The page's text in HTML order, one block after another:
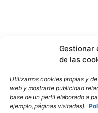
Gestionar
de las
Utilizamos cookies propias y
web y mostrarte publicidad
base de un perfil elaborado a
ejemplo, páginas visitadas).